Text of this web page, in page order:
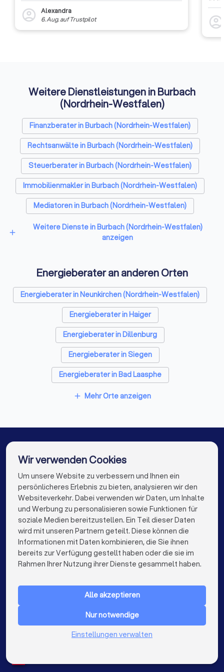
runden ihr Leistungsspektrum ab.
Die ersten Landesverbände
gründeten sich 1999 als GIH
Gebäudeenergieberater im
zusammen. Seitdem ist der GIH
stetig gewachsen. Ein Grundsatz
ist dabei immer gleich geblieben:
Die GIH-Energieexperten
beraten neutral,
gewerkeübergreifend und
unabhängig.
und Förderanträge
account_circle
Alexandra
6. Aug.auf Trustpilot
dass
account_circle
Weitere Dienstleistungen in Burbach
(Nordrhein-Westfalen)
Finanzberater in Burbach (Nordrhein-Westfalen)
Rechtsanwälte in Burbach (Nordrhein-Westfalen)
Steuerberater in Burbach (Nordrhein-Westfalen)
Immobilienmakler in Burbach (Nordrhein-Westfalen)
Mediatoren in Burbach (Nordrhein-Westfalen)
add
Weitere Dienste in Burbach (Nordrhein-Westfalen)
anzeigen
Energieberater an anderen Orten
Energieberater in Neunkirchen (Nordrhein-Westfalen)
Energieberater in Haiger
Energieberater in Dillenburg
Energieberater in Siegen
Energieberater in Bad Laasphe
Energieberater in Weilburg
Energieberater in Reichshof
Energieberater in Berlin
Energieberater in Hamburg
Energieberater in München
Energieberater in Köln
Energieberater in Frankfurt am Main
Energieberater in Stuttgart
Energieberater in Düsseldorf
Energieberater in Essen
Energieberater in Bremen
Energieberater in Nürnberg
Energieberater in Dresden
add Mehr Orte anzeigen
Die besten Energieberater für Sie
info@trustlocal.de
FÜR PRIVATPERSONEN
Niederlande
Wir verwenden Cookies
Um unsere Website zu verbessern und Ihnen ein
persönlicheres Erlebnis zu bieten, analysieren wir den
Websiteverkehr. Dabei verwenden wir Daten, um Inhalte
und Werbung zu personalisieren sowie Funktionen für
soziale Medien bereitzustellen. Ein Teil dieser Daten
wird mit unseren Partnern geteilt. Diese können die
Informationen mit Daten kombinieren, die Sie ihnen
bereits zur Verfügung gestellt haben oder die sie im
Rahmen Ihrer Nutzung ihrer Dienste gesammelt haben.
Alle akzeptieren
Nur notwendige
Einstellungen verwalten